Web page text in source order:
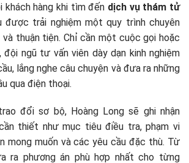
khách hàng khi tìm đến dịch vụ thám tử
được trải nghiệm một quy trình chuyên
và thuận tiện. Chỉ cần một cuộc gọi hoặc
đội ngũ tư vấn viên dày dạn kinh nghiệm
lắng nghe câu chuyện và đưa ra những
qua điện thoại.
đổi sơ bộ, Hoàng Long sẽ ghi nhận
thiết như mục tiêu điều tra, phạm vi
mong muốn và các yêu cầu đặc thù. Từ
ra phương án phù hợp nhất cho từng